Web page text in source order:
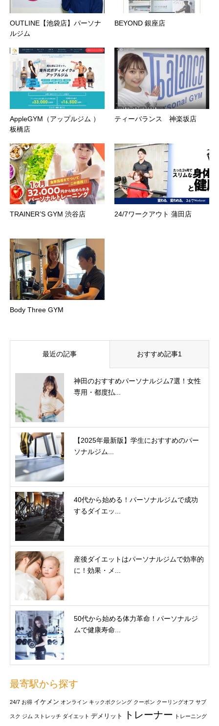
OUTLINE【池袋店】パーソナ
ルジム
BEYOND 銀座店
AppleGYM（アップルジム ）
板橋店
ティーバランス 神楽坂店
TRAINER’S GYM 渋谷店 24/7ワークアウト 蒲田店
Body Three GYM
最近の記事 おすすめ記事1
神田のおすすめパーソナルジム7選！女性
専用・都度払...
【2025年最新版】学生におすすめのパー
ソナルジム...
40代から始める！パーソナルジムで成功
するダイエッ...
産後ダイエットはパーソナルジムで効率的
に！効果・メ...
50代から始める体力革命！パーソナルジ
ムで健康寿命...
最寄駅から探す
24/7 お得 イケメン オンライン キックボクシング クーポン クーリングオフ サブ
スク ジム ストレッチ ダイエット デメリット トレーナー トレーニング